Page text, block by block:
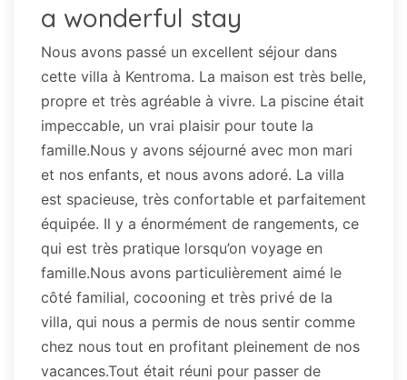
a wonderful stay
Nous avons passé un excellent séjour dans
cette villa à Kentroma. La maison est très belle,
propre et très agréable à vivre. La piscine était
impeccable, un vrai plaisir pour toute la
famille.Nous y avons séjourné avec mon mari
et nos enfants, et nous avons adoré. La villa
est spacieuse, très confortable et parfaitement
équipée. Il y a énormément de rangements, ce
qui est très pratique lorsqu’on voyage en
famille.Nous avons particulièrement aimé le
côté familial, cocooning et très privé de la
villa, qui nous a permis de nous sentir comme
chez nous tout en profitant pleinement de nos
vacances.Tout était réuni pour passer de